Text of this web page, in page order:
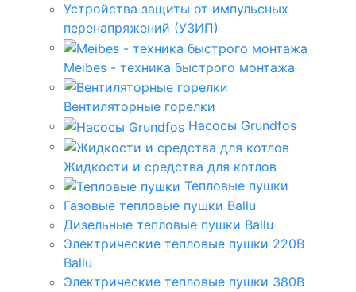
Устройства защиты от импульсных
перенапряжений (УЗИП)
Meibes - техника быстрого монтажа
Вентиляторные горелки
Насосы Grundfos
Жидкости и средства для котлов
Тепловые пушки
Газовые тепловые пушки Ballu
Дизельные тепловые пушки Ballu
Электрические тепловые пушки 220В
Ballu
Электрические тепловые пушки 380В